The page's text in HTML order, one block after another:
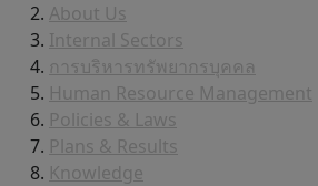
About Us
Internal Sectors
การบริหารทรัพยากรบุคคล
Human Resource Management
Policies & Laws
Plans & Results
Knowledge